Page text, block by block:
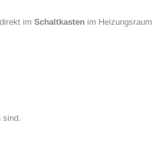
im Schaltkasten im Heizungsraum
sind.